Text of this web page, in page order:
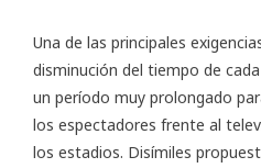
Una de las principales
disminución del tiempo de
un período muy prolongado
los espectadores frente al
los estadios. Disímiles